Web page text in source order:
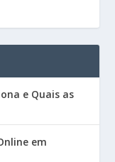
e Quais as
em